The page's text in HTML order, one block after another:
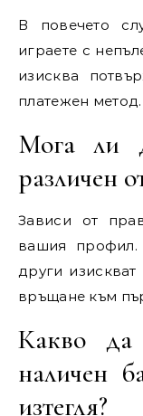
В повечето
играете с
изисква
платежен метод.
Мога ли
различен
Зависи от
вашия профил.
други
връщане към
Какво
наличен
изтегля?